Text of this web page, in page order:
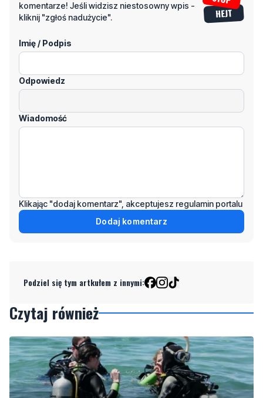
komentarze! Jeśli widzisz niestosowny wpis -
kliknij "zgłoś nadużycie".
Imię / Podpis
Odpowiedz
Wiadomość
Klikając "dodaj komentarz", akceptujesz regulamin portalu
Dodaj komentarz
Podziel się tym artkułem z innymi:
Czytaj również